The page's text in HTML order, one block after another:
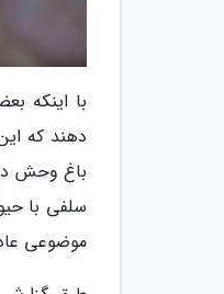
با اینکه
دهند که
باغ وحش
سلفی با
موضوعی